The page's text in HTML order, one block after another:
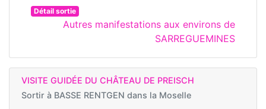
Détail sortie
Autres manifestations aux environs de
SARREGUEMINES
VISITE GUIDÉE DU CHÂTEAU DE PREISCH
Sortir à BASSE RENTGEN dans la Moselle